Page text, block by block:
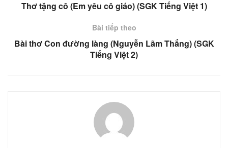
Thơ tặng cô (Em yêu cô giáo) (SGK Tiếng Việt 1)
Bài tiếp theo
Bài thơ Con đường làng (Nguyễn Lãm Thắng) (SGK
Tiếng Việt 2)